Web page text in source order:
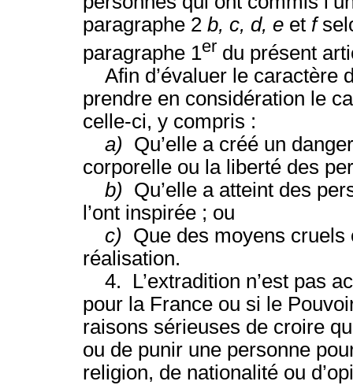
paragraphe 2 b, c, d, e et f
paragraphe 1er du présent
Afin d’évaluer le caractère
prendre en considération le
celle-ci, y compris :
a) Qu’elle a créé un
corporelle ou la liberté des
b) Qu’elle a atteint des
l’ont inspirée ; ou
c) Que des moyens
réalisation.
4. L’extradition n’est pas
pour la France ou si le
raisons sérieuses de croire
ou de punir une personne
religion, de nationalité ou